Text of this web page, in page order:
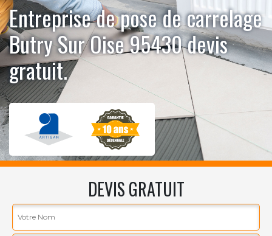
Entreprise de pose de carrelage
Butry Sur Oise 95430 devis
gratuit.
DEVIS GRATUIT